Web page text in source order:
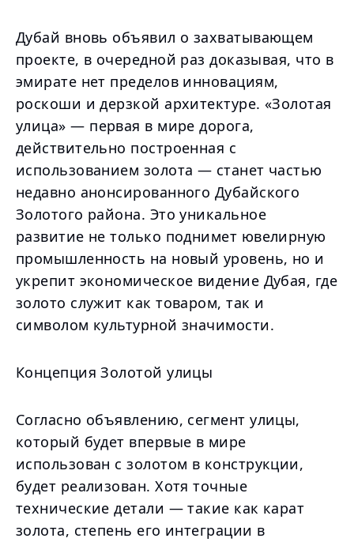
Дубай вновь объявил о захватывающем
проекте, в очередной раз доказывая, что в
эмирате нет пределов инновациям,
роскоши и дерзкой архитектуре. «Золотая
улица» — первая в мире дорога,
действительно построенная с
использованием золота — станет частью
недавно анонсированного Дубайского
Золотого района. Это уникальное
развитие не только поднимет ювелирную
промышленность на новый уровень, но и
укрепит экономическое видение Дубая, где
золото служит как товаром, так и
символом культурной значимости.
Концепция Золотой улицы
Согласно объявлению, сегмент улицы,
который будет впервые в мире
использован с золотом в конструкции,
будет реализован. Хотя точные
технические детали — такие как карат
золота, степень его интеграции в